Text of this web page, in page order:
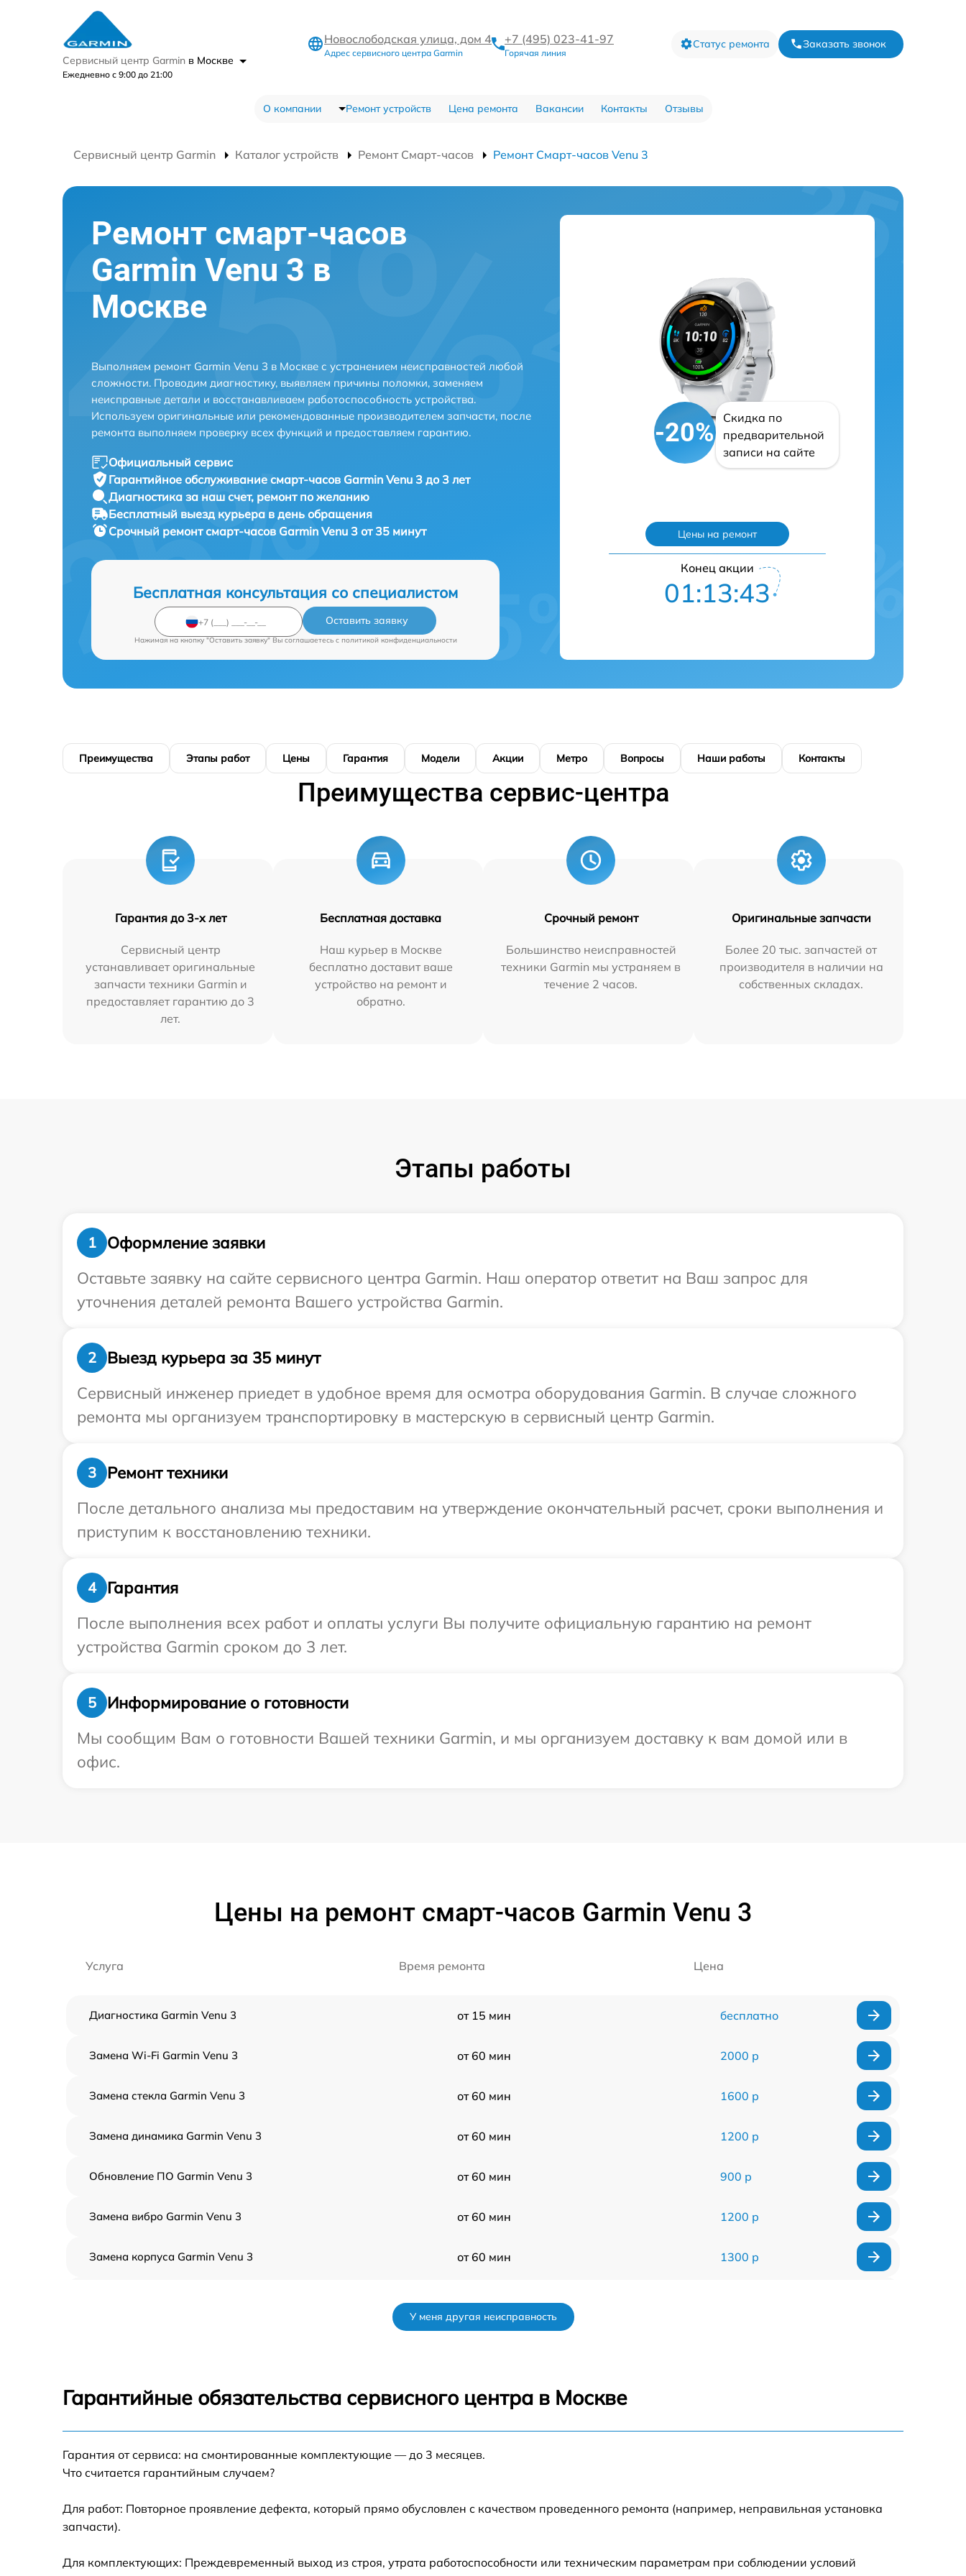
Сервисный центр Garmin в Москве
Ежедневно с 9:00 до 21:00
Новослободская улица, дом 4
Адрес сервисного центра Garmin
+7 (495) 023-41-97
Горячая линия
Статус ремонта Заказать звонок
О компании Ремонт устройств Цена ремонта Вакансии Контакты Отзывы
Сервисный центр Garmin Каталог устройств Ремонт Смарт-часов Ремонт Смарт-часов Venu 3
Ремонт смарт-часов
Garmin Venu 3 в
Москве
Выполняем ремонт Garmin Venu 3 в Москве с устранением неисправностей любой
сложности. Проводим диагностику, выявляем причины поломки, заменяем
неисправные детали и восстанавливаем работоспособность устройства.
Используем оригинальные или рекомендованные производителем запчасти, после
ремонта выполняем проверку всех функций и предоставляем гарантию.
Официальный сервис
Гарантийное обслуживание смарт-часов Garmin Venu 3 до 3 лет
Диагностика за наш счет, ремонт по желанию
Бесплатный выезд курьера в день обращения
Срочный ремонтсмарт-часов Garmin Venu 3 от 35 минут
Бесплатная консультация со специалистом
Оставить заявку
Нажимая на кнопку "Оставить заявку" Вы соглашаетесь c политикой конфиденциальности
-20%
Скидка по
предварительной
записи на сайте
Цены на ремонт
Конец акции
01:13:42
Преимущества Этапы работ Цены Гарантия Модели Акции Метро Вопросы Наши работы Контакты
Преимущества сервис-центра
Гарантия до 3-х лет
Сервисный центр
устанавливает оригинальные
запчасти техники Garmin и
предоставляет гарантию до 3
лет.
Бесплатная доставка
Наш курьер в Москве
бесплатно доставит ваше
устройство на ремонт и
обратно.
Срочный ремонт
Большинство неисправностей
техники Garmin мы устраняем в
течение 2 часов.
Оригинальные запчасти
Более 20 тыс. запчастей от
производителя в наличии на
собственных складах.
Этапы работы
1
Оформление заявки
Оставьте заявку на сайте сервисного центра Garmin. Наш оператор ответит на Ваш запрос для
уточнения деталей ремонта Вашего устройства Garmin.
2
Выезд курьера за 35 минут
Сервисный инженер приедет в удобное время для осмотра оборудования Garmin. В случае сложного
ремонта мы организуем транспортировку в мастерскую в сервисный центр Garmin.
3
Ремонт техники
После детального анализа мы предоставим на утверждение окончательный расчет, сроки выполнения и
приступим к восстановлению техники.
4
Гарантия
После выполнения всех работ и оплаты услуги Вы получите официальную гарантию на ремонт
устройства Garmin сроком до 3 лет.
5
Информирование о готовности
Мы сообщим Вам о готовности Вашей техники Garmin, и мы организуем доставку к вам домой или в
офис.
Цены на ремонт смарт-часов Garmin Venu 3
Услуга Время ремонта Цена
Диагностика Garmin Venu 3 от 15 мин бесплатно
Замена Wi-Fi Garmin Venu 3 от 60 мин 2000 р
Замена стекла Garmin Venu 3 от 60 мин 1600 р
Замена динамика Garmin Venu 3 от 60 мин 1200 р
Обновление ПО Garmin Venu 3 от 60 мин 900 р
Замена вибро Garmin Venu 3 от 60 мин 1200 р
Замена корпуса Garmin Venu 3 от 60 мин 1300 р
Замена кнопки включения Garmin Venu 3 от 60 мин
У меня другая неисправность
Гарантийные обязательства сервисного центра в Москве
Гарантия от сервиса: на смонтированные комплектующие — до 3 месяцев.
Что считается гарантийным случаем?
Для работ: Повторное проявление дефекта, который прямо обусловлен с качеством проведенного ремонта (например, неправильная установка
запчасти).
Для комплектующих: Преждевременный выход из строя, утрата работоспособности или техническим параметрам при соблюдении условий